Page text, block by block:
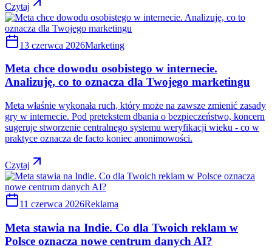
Czytaj
13 czerwca 2026Marketing
Meta chce dowodu osobistego w internecie.
Analizuję, co to oznacza dla Twojego marketingu
Meta właśnie wykonała ruch, który może na zawsze zmienić zasady
gry w internecie. Pod pretekstem dbania o bezpieczeństwo, koncern
sugeruje stworzenie centralnego systemu weryfikacji wieku - co w
praktyce oznacza de facto koniec anonimowości.
Czytaj
11 czerwca 2026Reklama
Meta stawia na Indie. Co dla Twoich reklam w
Polsce oznacza nowe centrum danych AI?